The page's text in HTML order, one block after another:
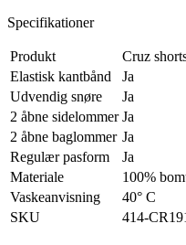
Specifikationer
Produkt
Cruz
Elastisk kantbånd
Ja
Udvendig snøre
Ja
2 åbne sidelommer Ja
2 åbne baglommer Ja
Regulær pasform
Ja
Materiale
100%
Vaskeanvisning
40° C
SKU
414-